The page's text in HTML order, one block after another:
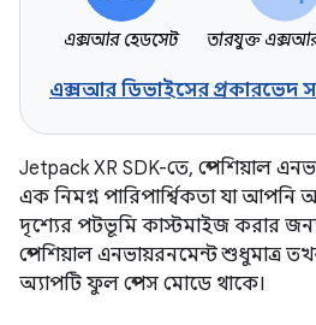
এক্সআর হেডসেট তারযুক্ত
এক্সআর ডিভাইসের প্রকারভেদ
Jetpack XR SDK-তে, স্পেশিয়াল
এক নিমগ্ন পারিপার্শ্বিকতা যা আপনি
দৃশ্যের পটভূমি কাস্টমাইজ করার
স্পেশিয়াল এনভায়রনমেন্ট শুধুমাত্র
অ্যাপটি ফুল স্পেস মোডে থাকে।